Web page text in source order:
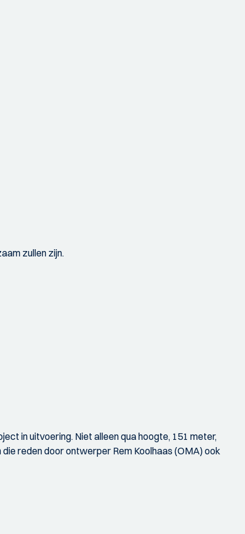
zullen zijn.
in uitvoering. Niet alleen qua hoogte, 151 meter,
reden door ontwerper Rem Koolhaas (OMA) ook